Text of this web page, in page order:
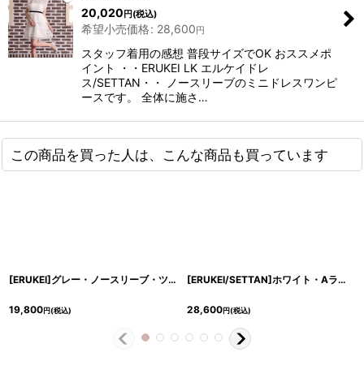
20,020 円 (税込)
希望小売価格: 28,600円
スタッフ着用の感想 普段サイズでOK おススメポ
イント ・・ERUKEI LK エルケイドレ
ス/SETTAN・・ ノースリーブのミニドレスワンピ
ースです。 全体に施さ…
この商品を買った人は、こんな商品も買っています
[ERUKEI]グレー・ノースリーブ・ツイード・切替・フレア・リボン・Aライン・ミニドレス・ワンピース[送料無料]
19,800円(税込)
[ERUKEI/SETTAN]ホワイト・Aライン・レース・プチハイネック・ノースリーブ・ウエストリボン・ミニドレス・ワンピース[送料無料]
28,600円(税込)